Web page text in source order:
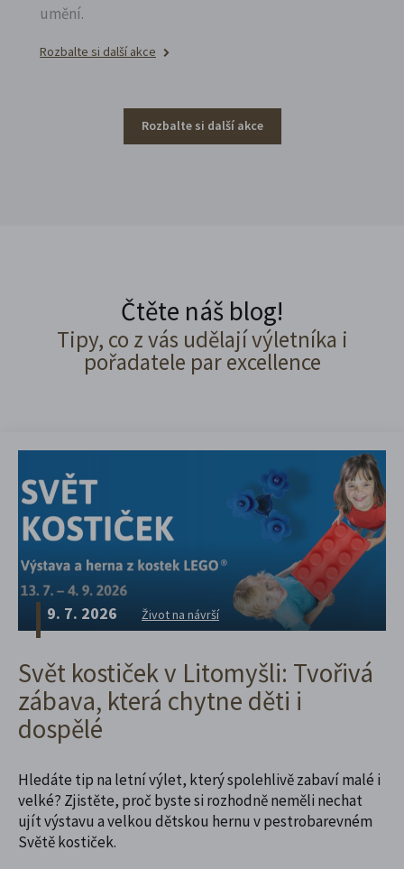
umění.
Rozbalte si další akce
Rozbalte si další akce
Čtěte náš blog!
Tipy, co z vás udělají výletníka i
pořadatele par excellence
9. 7. 2026 Život na návrší
Svět kostiček v Litomyšli: Tvořivá
zábava, která chytne děti i
dospělé
Hledáte tip na letní výlet, který spolehlivě zabaví malé i
velké? Zjistěte, proč byste si rozhodně neměli nechat
ujít výstavu a velkou dětskou hernu v pestrobarevném
Světě kostiček.